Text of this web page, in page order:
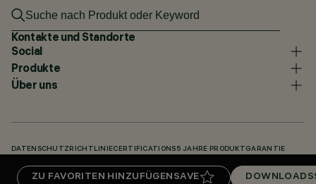
ZU FAVORITEN HINZUFÜGEN SAVE DOWNLOADS
Kontakte und Standorte
Social
Produkte
Über uns
DATENSCHUTZRICHTLINIECERTIFICATIONS 5 JAHRE PRODUKTGARANTIE
UNSERE CODES KNOWLEDGE BASE (LOGIN REQUIRED) DOWNLOADS